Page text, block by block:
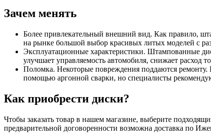
Зачем менять
Более привлекательный внешний вид. Как правило,
на рынке большой выбор красивых литых моделей с
Эксплуатационные характеристики. Штампованные
улучшает управляемость автомобиля, снижает расход
Поломка. Некоторые повреждения поддаются
помощью аргонной сварки, но специалисты
Как приобрести диски?
Чтобы заказать товар в нашем магазине, выберите
предварительной договоренности возможна доставка по